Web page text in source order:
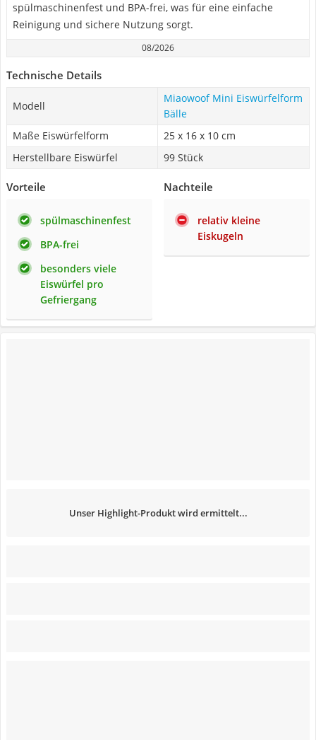
spülmaschinenfest und BPA-frei, was für eine einfache
Reinigung und sichere Nutzung sorgt.
08/2026
Technische Details
Modell
Miaowoof Mini Eiswürfelform
Bälle
Maße Eiswürfelform
‎25 x 16 x 10 cm
Herstellbare Eiswürfel
99 Stück
Vorteile
spülmaschinenfest
BPA-frei
besonders viele
Eiswürfel pro
Gefriergang
Nachteile
relativ kleine
Eiskugeln
Unser Highlight-Produkt wird ermittelt...